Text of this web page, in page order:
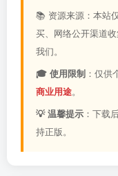
📚 资源来源：本站
买、网络公开渠道
我们。
🎓 使用限制 ：仅供
商业用途。
💡 温馨提示 ：下载
持正版。